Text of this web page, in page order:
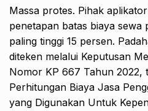
Massa protes. Pihak
penetapan batas biaya sewa
paling tinggi 15 persen.
diteken melalui Keputusan
Nomor KP 667 Tahun 2022,
Perhitungan Biaya Jasa
yang Digunakan Untuk